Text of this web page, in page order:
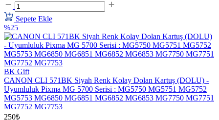
Sepete Ekle
%25
BK Gift
CANON CLI 571BK Siyah Renk Kolay Dolan Kartuş (DOLU) -
Uyumluluk Pixma MG 5700 Serisi : MG5750 MG5751 MG5752
MG5753 MG6850 MG6851 MG6852 MG6853 MG7750 MG7751
MG7752 MG7753
250₺